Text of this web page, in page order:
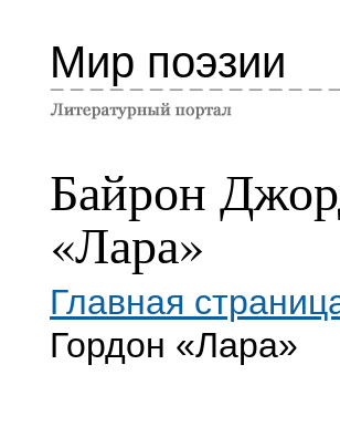
Мир поэзии
Байрон
«Лара»
Главная
Гордон «Лара»